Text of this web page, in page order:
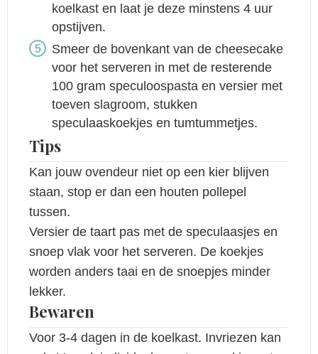
koelkast en laat je deze minstens 4 uur
opstijven.
Smeer de bovenkant van de cheesecake
voor het serveren in met de resterende
100 gram speculoospasta en versier met
toeven slagroom, stukken
speculaaskoekjes en tumtummetjes.
Tips
Kan jouw ovendeur niet op een kier blijven
staan, stop er dan een houten pollepel
tussen.
Versier de taart pas met de speculaasjes en
snoep vlak voor het serveren. De koekjes
worden anders taai en de snoepjes minder
lekker.
Bewaren
Voor 3-4 dagen in de koelkast. Invriezen kan